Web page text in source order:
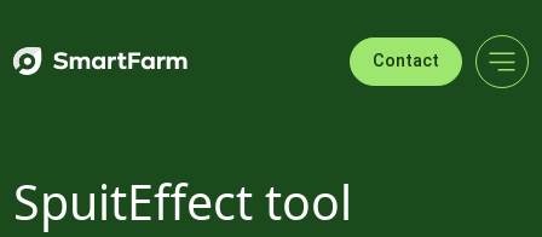
Contact
SpuitEffect tool